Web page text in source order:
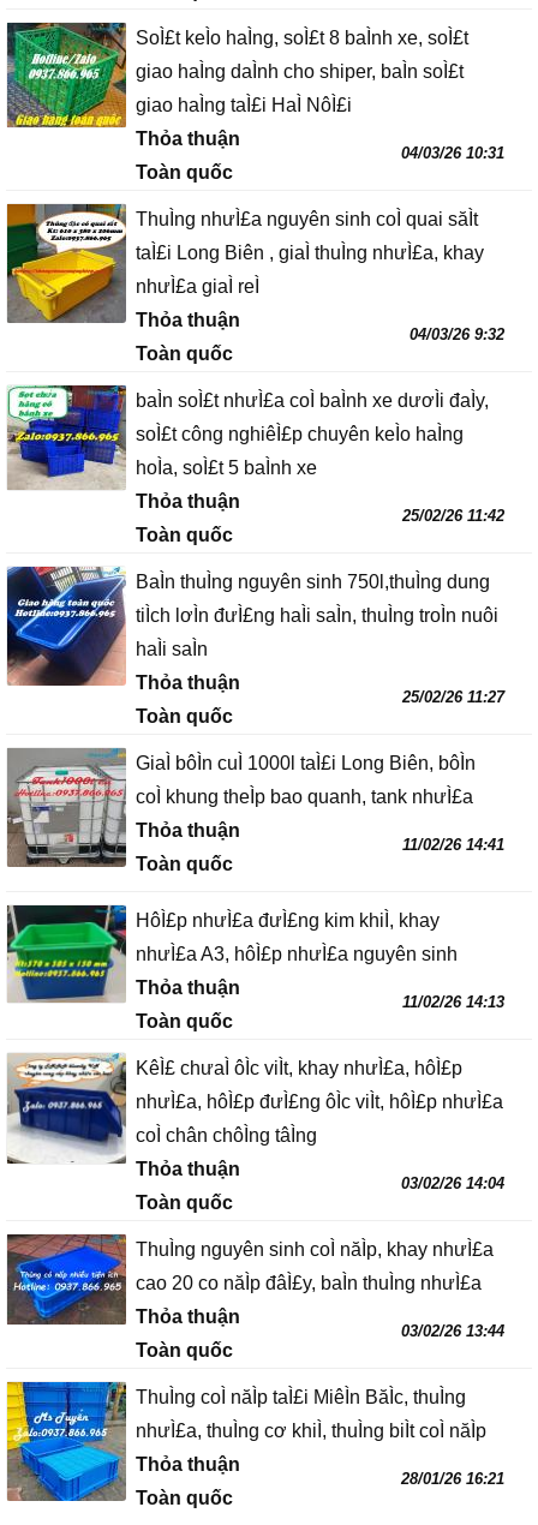
SoÌ£t keÌo haÌng, soÌ£t 8 baÌnh xe, soÌ£t
giao haÌng daÌnh cho shiper, baÌn soÌ£t
giao haÌng taÌ£i HaÌ NôÌ£i
Thỏa thuận
Toàn quốc
04/03/26 10:31
ThuÌng nhưÌ£a nguyên sinh coÌ quai săÌt
taÌ£i Long Biên , giaÌ thuÌng nhưÌ£a, khay
nhưÌ£a giaÌ reÌ
Thỏa thuận
Toàn quốc
04/03/26 9:32
baÌn soÌ£t nhưÌ£a coÌ baÌnh xe dươÌi đaÌy,
soÌ£t công nghiêÌ£p chuyên keÌo haÌng
hoÌa, soÌ£t 5 baÌnh xe
Thỏa thuận
Toàn quốc
25/02/26 11:42
BaÌn thuÌng nguyên sinh 750l,thuÌng dung
tiÌch lơÌn đưÌ£ng haÌi saÌn, thuÌng troÌn nuôi
haÌi saÌn
Thỏa thuận
Toàn quốc
25/02/26 11:27
GiaÌ bôÌn cuÌ 1000l taÌ£i Long Biên, bôÌn
coÌ khung theÌp bao quanh, tank nhưÌ£a
Thỏa thuận
Toàn quốc
11/02/26 14:41
HôÌ£p nhưÌ£a đưÌ£ng kim khiÌ, khay
nhưÌ£a A3, hôÌ£p nhưÌ£a nguyên sinh
Thỏa thuận
Toàn quốc
11/02/26 14:13
KêÌ£ chưaÌ ôÌc viÌt, khay nhưÌ£a, hôÌ£p
nhưÌ£a, hôÌ£p đưÌ£ng ôÌc viÌt, hôÌ£p nhưÌ£a
coÌ chân chôÌng tâÌng
Thỏa thuận
Toàn quốc
03/02/26 14:04
ThuÌng nguyên sinh coÌ năÌp, khay nhưÌ£a
cao 20 co năÌp đâÌ£y, baÌn thuÌng nhưÌ£a
Thỏa thuận
Toàn quốc
03/02/26 13:44
ThuÌng coÌ năÌp taÌ£i MiêÌn BăÌc, thuÌng
nhưÌ£a, thuÌng cơ khiÌ, thuÌng biÌt coÌ năÌp
Thỏa thuận
Toàn quốc
28/01/26 16:21